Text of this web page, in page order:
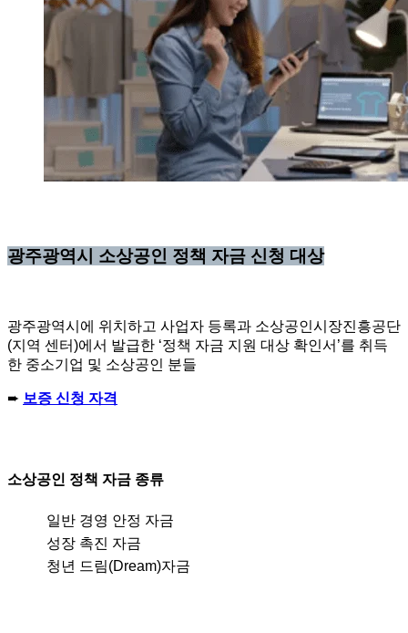
광주광역시 소상공인 정책 자금 신청 대상
광주광역시에 위치하고 사업자 등록과 소상공인시장진흥공단
(지역 센터)에서 발급한 ‘정책 자금 지원 대상 확인서’를 취득
한 중소기업 및 소상공인 분들
➨ 보증 신청 자격
소상공인 정책 자금 종류
일반 경영 안정 자금
성장 촉진 자금
청년 드림(Dream)자금